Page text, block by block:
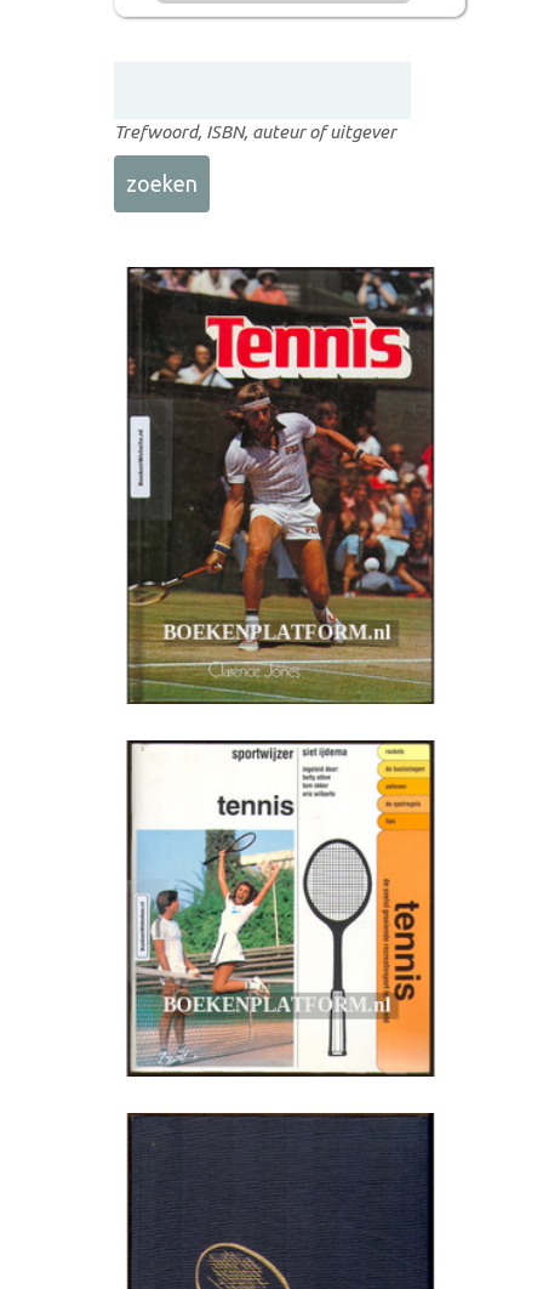
Trefwoord, ISBN, auteur of uitgever